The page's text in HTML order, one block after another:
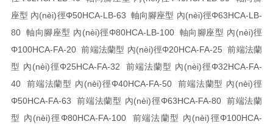
座型 內(nèi)徑Φ50HCA-LB-63 軸向腳座型 內(nèi)徑Φ63HCA-LB-
80 軸向腳座型 內(nèi)徑Φ80HCA-LB-100 軸向腳座型 內(nèi)徑
Φ100HCA-FA-20 前端法蘭型 內(nèi)徑Φ20HCA-FA-25 前端法蘭
型 內(nèi)徑Φ25HCA-FA-32 前端法蘭型 內(nèi)徑Φ32HCA-FA-
40 前端法蘭型 內(nèi)徑Φ40HCA-FA-50 前端法蘭型 內(nèi)徑
Φ50HCA-FA-63 前端法蘭型 內(nèi)徑Φ63HCA-FA-80 前端法蘭
型 內(nèi)徑Φ80HCA-FA-100 前端法蘭型 內(nèi)徑Φ100HCA-